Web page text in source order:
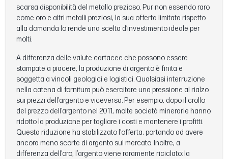
scarsa disponibilità del metallo prezioso. Pur non essendo raro
come oro e altri metalli preziosi, la sua offerta limitata rispetto
alla domanda lo rende una scelta d’investimento ideale per
molti.
A differenza delle valute cartacee che possono essere
stampate a piacere, la produzione di argento è finita e
soggetta a vincoli geologici e logistici. Qualsiasi interruzione
nella catena di fornitura può esercitare una pressione al rialzo
sui prezzi dell’argento e viceversa. Per esempio, dopo il crollo
del prezzo dell’argento nel 2011, molte società minerarie hanno
ridotto la produzione per tagliare i costi e mantenere i profitti.
Questa riduzione ha stabilizzato l’offerta, portando ad avere
ancora meno scorte di argento sul mercato. Inoltre, a
differenza dell’oro, l’argento viene raramente riciclato: la